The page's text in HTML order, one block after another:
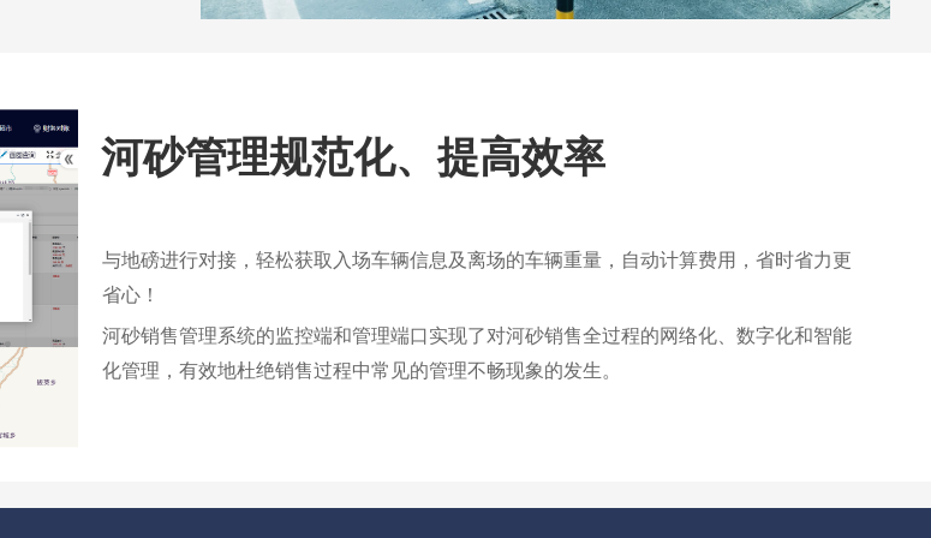
河砂管理规范化、提高效率
与地磅进行对接，轻松获取入场车辆信息及离场的车辆重量，自动计算费用，省时省力更
省心！
河砂销售管理系统的监控端和管理端口实现了对河砂销售全过程的网络化、数字化和智能
化管理，有效地杜绝销售过程中常见的管理不畅现象的发生。